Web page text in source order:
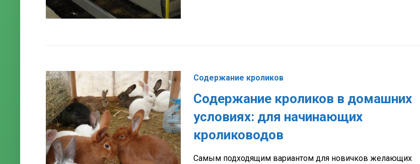
Содержание кроликов
Содержание кроликов в домашних
условиях: для начинающих
кролиководов
Самым подходящим вариантом для новичков желающих